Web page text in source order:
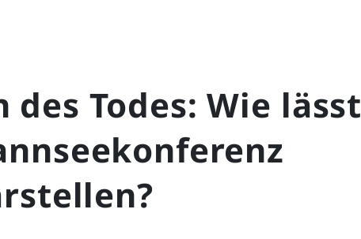
Todes: Wie lässt